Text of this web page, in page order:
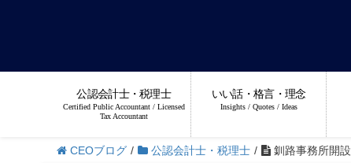
公認会計士・税理士
Certified Public Accountant / Licensed
Tax Accountant
いい話・格言・理念
Insights / Quotes / Ideas
CEOブログ / 公認会計士・税理士 / 釧路事務所開設